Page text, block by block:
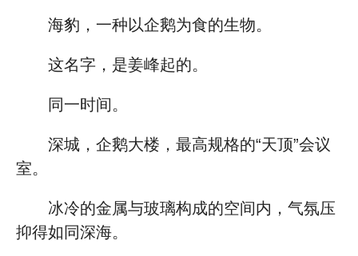
海豹，一种以企鹅为食的生物。
这名字，是姜峰起的。
同一时间。
深城，企鹅大楼，最高规格的“天顶”会议
室。
冰冷的金属与玻璃构成的空间内，气氛压
抑得如同深海。